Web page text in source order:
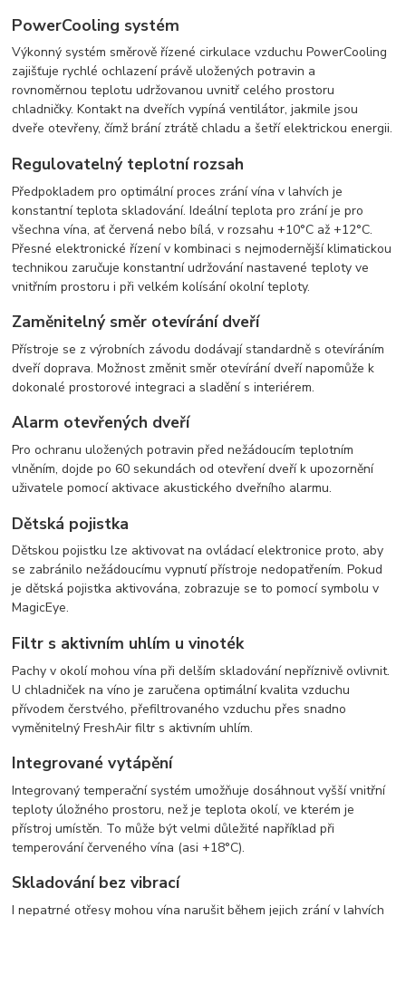
PowerCooling systém
Výkonný systém směrově řízené cirkulace vzduchu PowerCooling
zajišťuje rychlé ochlazení právě uložených potravin a
rovnoměrnou teplotu udržovanou uvnitř celého prostoru
chladničky. Kontakt na dveřích vypíná ventilátor, jakmile jsou
dveře otevřeny, čímž brání ztrátě chladu a šetří elektrickou energii.
Regulovatelný teplotní rozsah
Předpokladem pro optimální proces zrání vína v lahvích je
konstantní teplota skladování. Ideální teplota pro zrání je pro
všechna vína, ať červená nebo bílá, v rozsahu +10°C až +12°C.
Přesné elektronické řízení v kombinaci s nejmodernější klimatickou
technikou zaručuje konstantní udržování nastavené teploty ve
vnitřním prostoru i při velkém kolísání okolní teploty.
Zaměnitelný směr otevírání dveří
Přístroje se z výrobních závodu dodávají standardně s otevíráním
dveří doprava. Možnost změnit směr otevírání dveří napomůže k
dokonalé prostorové integraci a sladění s interiérem.
Alarm otevřených dveří
Pro ochranu uložených potravin před nežádoucím teplotním
vlněním, dojde po 60 sekundách od otevření dveří k upozornění
uživatele pomocí aktivace akustického dveřního alarmu.
Dětská pojistka
Dětskou pojistku lze aktivovat na ovládací elektronice proto, aby
se zabránilo nežádoucímu vypnutí přístroje nedopatřením. Pokud
je dětská pojistka aktivována, zobrazuje se to pomocí symbolu v
MagicEye.
Filtr s aktivním uhlím u vinoték
Pachy v okolí mohou vína při delším skladování nepříznivě ovlivnit.
U chladniček na víno je zaručena optimální kvalita vzduchu
přívodem čerstvého, přefiltrovaného vzduchu přes snadno
vyměnitelný FreshAir filtr s aktivním uhlím.
Integrované vytápění
Integrovaný temperační systém umožňuje dosáhnout vyšší vnitřní
teploty úložného prostoru, než je teplota okolí, ve kterém je
přístroj umístěn. To může být velmi důležité například při
temperování červeného vína (asi +18°C).
Skladování bez vibrací
I nepatrné otřesy mohou vína narušit během jejich zrání v lahvích